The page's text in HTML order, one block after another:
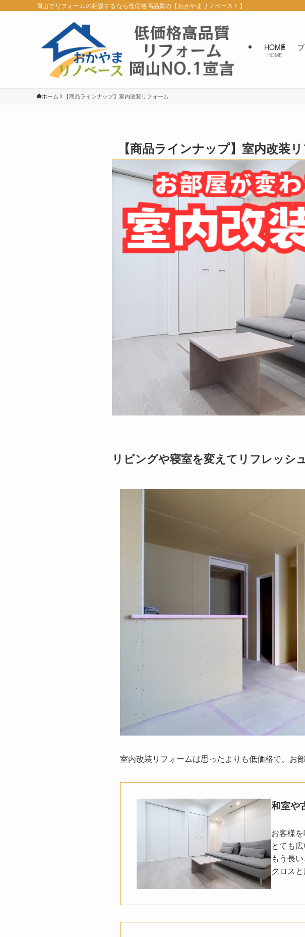
岡山でリフォームの相談するなら低価格高品質の【おかやまリノベース！】
HOME
HOME
ホーム 【商品ラインナップ】室内改装リフォーム
【商品ラインナップ】室内改装
リビングや寝室を変えてリフレッシ
室内改装リフォームは思ったよりも低価格で、お
和室や
お客様
とても
もう長
クロス